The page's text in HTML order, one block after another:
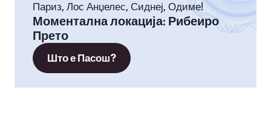
Париз, Лос Анџелес, Сиднеј, Одиме!
Моментална локација: Рибеиро
Прето
Што е Пасош?